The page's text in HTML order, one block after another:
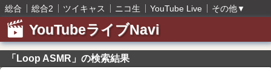
総合 総合2 ツイキャス ニコ生 YouTube Live その他▼
YouTubeライブNavi
「Loop ASMR」の検索結果